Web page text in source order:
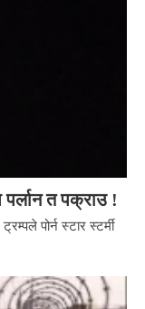
पर्लान त पक्राउ !
पोर्न स्टार स्टर्मी